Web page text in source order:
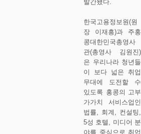
발간됐다.
한국고용정보원(원
장 이재흥)과 주홍
콩대한민국총영사
관(총영사 김원진)
은 우리나라 청년들
이 보다 넓은 취업
무대에 도전할 수
있도록 홍콩의 고부
가가치 서비스업인
법률, 회계, 컨설팅,
5성 호텔, 미디어 분
야를 중심으로 취업